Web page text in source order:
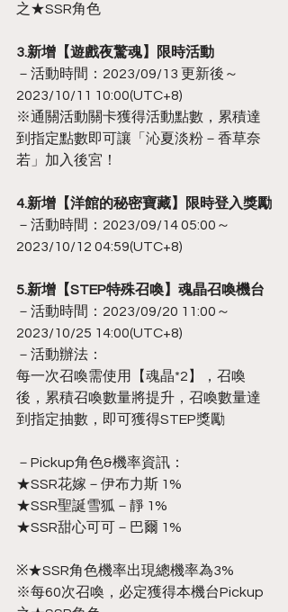
之★SSR角色
3.新增【遊戲夜驚魂】限時活動
－活動時間：2023/09/13 更新後～
2023/10/11 10:00(UTC+8)
※通關活動關卡獲得活動點數，累積達
到指定點數即可讓「沁夏淡粉－香草奈
若」加入後宮！
4.新增【洋館的秘密寶藏】限時登入獎勵
－活動時間：2023/09/14 05:00～
2023/10/12 04:59(UTC+8)
5.新增【STEP特殊召喚】魂晶召喚機台
－活動時間：2023/09/20 11:00～
2023/10/25 14:00(UTC+8)
－活動辦法：
每一次召喚需使用【魂晶*2】，召喚
後，累積召喚數量將提升，召喚數量達
到指定抽數，即可獲得STEP獎勵
－Pickup角色&機率資訊：
★SSR花嫁－伊布力斯 1%
★SSR聖誕雪狐－靜 1%
★SSR甜心可可－巴爾 1%
※★SSR角色機率出現總機率為3%
※每60次召喚，必定獲得本機台Pickup